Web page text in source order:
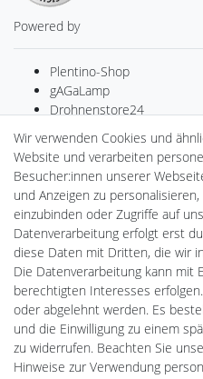
Powered by
Plentino-Shop
gAGaLamp
Drohnenstore24
MeinUSB
Batteriespeicher
PlentiSolar
Gebrauchtlicht
Ledkauf
DEYESOLAR
Lightech Connect
CardanLight Europe
FORTIMO LEDs
LED-RETROSHOP
Wallbox24
Wir verwenden Cookies und
Website und verarbeiten
Besucher:innen unserer
und Anzeigen zu
einzubinden oder Zugriffe auf
Datenverarbeitung erfolgt erst
diese Daten mit Dritten, die wir
Die Datenverarbeitung kann mit
berechtigten Interesses
oder abgelehnt werden. Es
und die Einwilligung zu einem
zu widerrufen. Beachten Sie
Hinweise zur Verwendung